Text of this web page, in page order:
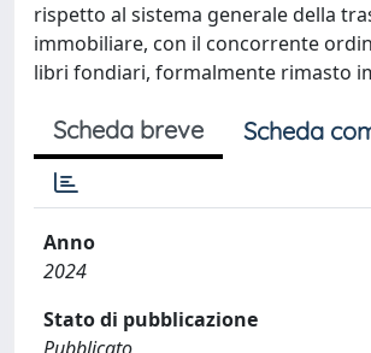
rispetto al sistema generale della
immobiliare, con il concorrente
libri fondiari, formalmente rimasto
Scheda breve Scheda
Anno
2024
Stato di pubblicazione